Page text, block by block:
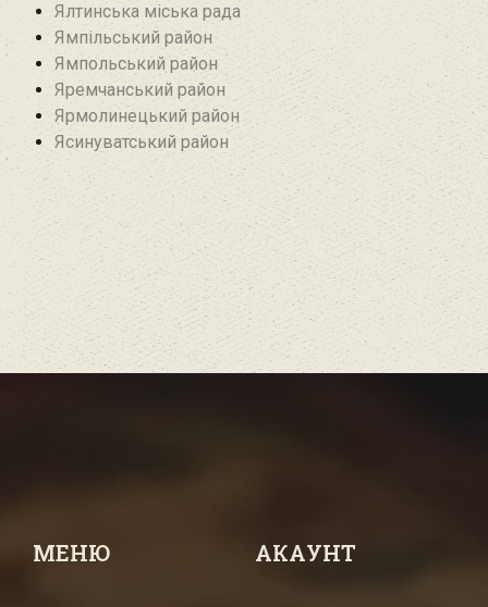
Ялтинська міська рада
Ямпільський район
Ямпольський район
Яремчанський район
Ярмолинецький район
Ясинуватський район
МЕНЮ АКАУНТ